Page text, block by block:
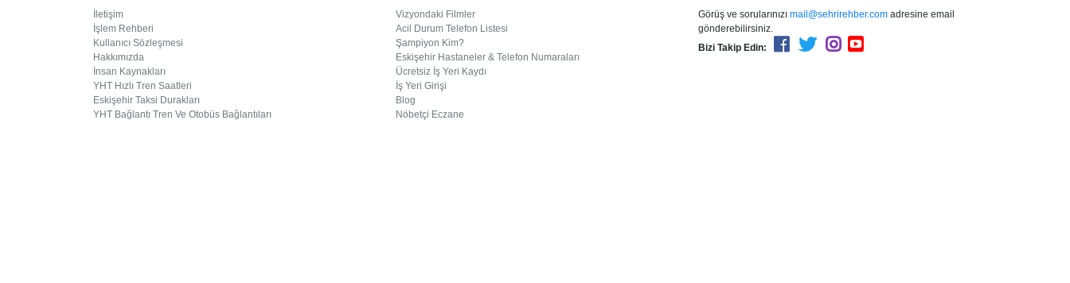
İletişim
İşlem Rehberi
Kullanıcı Sözleşmesi
Hakkımızda
İnsan Kaynakları
YHT Hızlı Tren Saatleri
Eskişehir Taksi Durakları
YHT Bağlantı Tren Ve Otobüs Bağlantıları
Vizyondaki Filmler
Acil Durum Telefon Listesi
Şampiyon Kim?
Eskişehir Hastaneler & Telefon Numaraları
Ücretsiz İş Yeri Kaydı
İş Yeri Girişi
Blog
Nöbetçi Eczane
Görüş ve sorularınızı mail@sehrirehber.com adresine email
gönderebilirsiniz.
Bizi Takip Edin: